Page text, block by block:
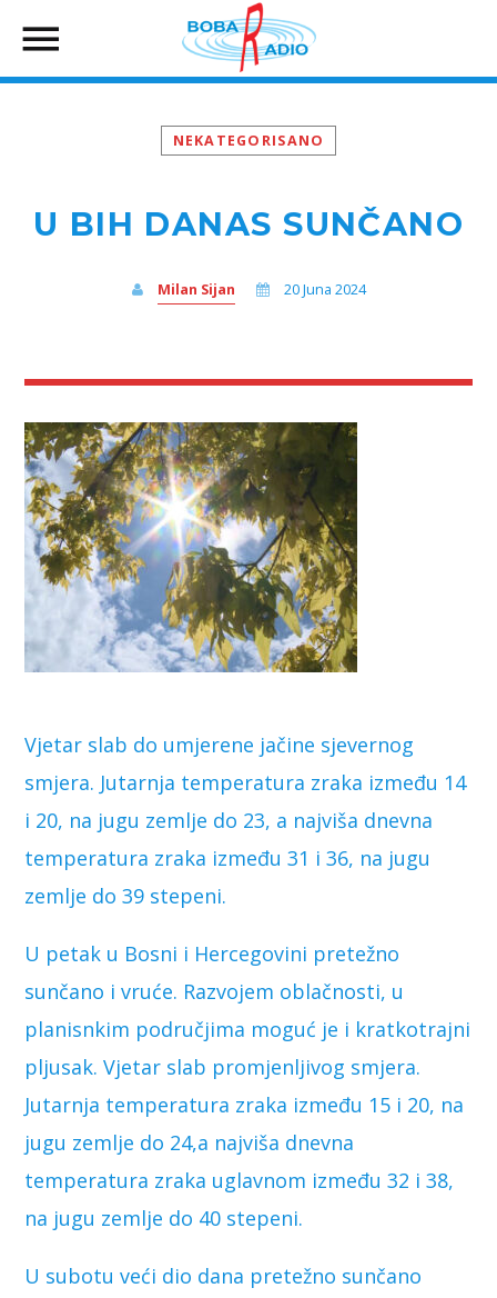
NEKATEGORISANO
U BIH DANAS SUNČANO
Milan Sijan 20 Juna 2024
Vjetar slab do umjerene jačine sjevernog
smjera. Jutarnja temperatura zraka između 14
i 20, na jugu zemlje do 23, a najviša dnevna
temperatura zraka između 31 i 36, na jugu
zemlje do 39 stepeni.
U petak u Bosni i Hercegovini pretežno
sunčano i vruće. Razvojem oblačnosti, u
planisnkim područjima moguć je i kratkotrajni
pljusak. Vjetar slab promjenljivog smjera.
Jutarnja temperatura zraka između 15 i 20, na
jugu zemlje do 24,a najviša dnevna
temperatura zraka uglavnom između 32 i 38,
na jugu zemlje do 40 stepeni.
U subotu veći dio dana pretežno sunčano